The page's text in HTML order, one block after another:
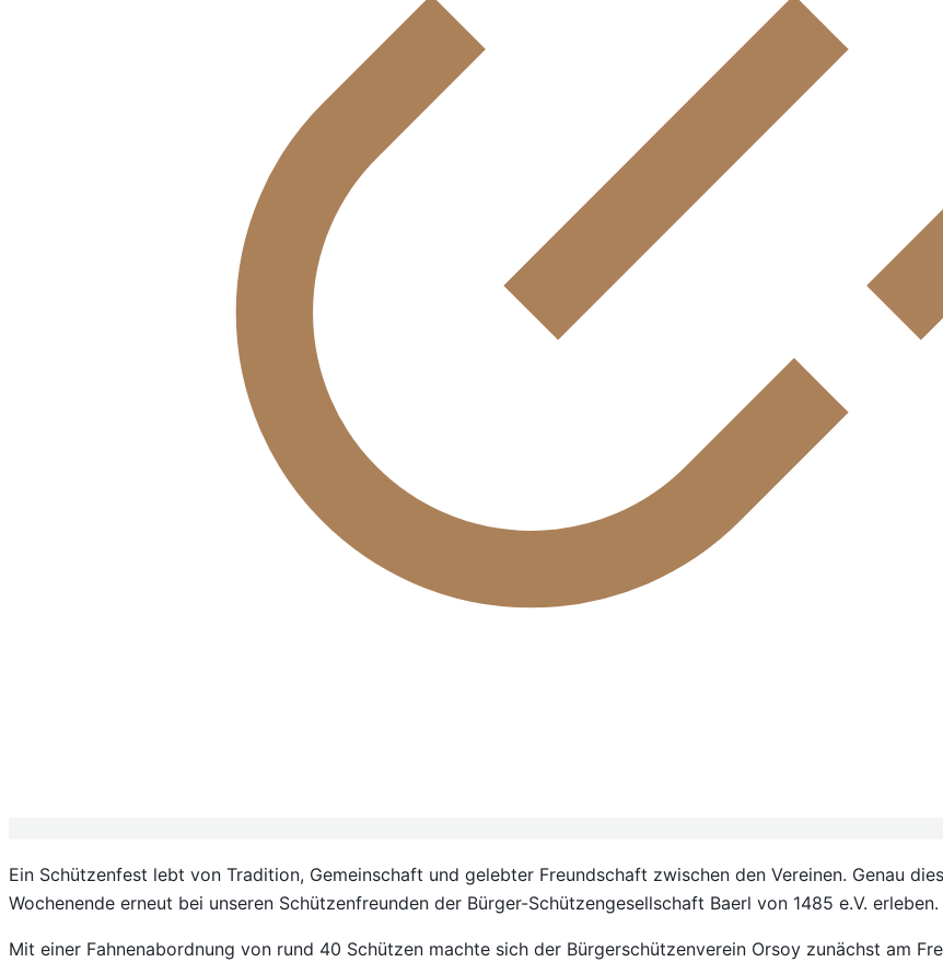
Ein Schützenfest lebt von Tradition, Gemeinschaft und gelebter Freundschaft zwischen den Vereinen. Genau
Wochenende erneut bei unseren Schützenfreunden der Bürger-Schützengesellschaft Baerl von 1485 e.V. erleben.
Mit einer Fahnenabordnung von rund 40 Schützen machte sich der Bürgerschützenverein Orsoy zunächst am